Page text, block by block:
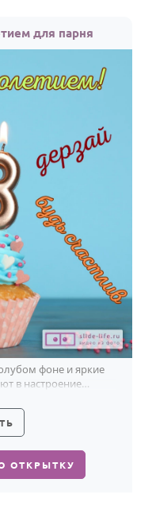
для парня
фоне и яркие
в настроение
ОТКРЫТКУ